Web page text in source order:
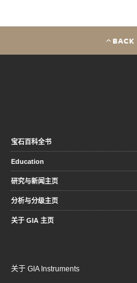
宝石百科全书
Education
研究与新闻主页
分析与分级主页
关于 GIA 主页
关于 GIA Instruments